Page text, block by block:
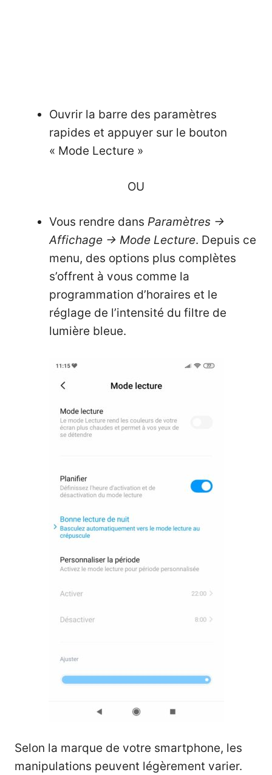
Ouvrir la barre des paramètres
rapides et appuyer sur le bouton
« Mode Lecture »
OU
Vous rendre dans Paramètres ->
Affichage -> Mode Lecture. Depuis ce
menu, des options plus complètes
s’offrent à vous comme la
programmation d’horaires et le
réglage de l’intensité du filtre de
lumière bleue.
Selon la marque de votre smartphone, les
manipulations peuvent légèrement varier.